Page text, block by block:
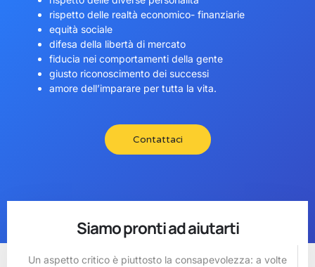
rispetto delle realtà economico- finanziarie
equità sociale
difesa della libertà di mercato
fiducia nei comportamenti della gente
giusto riconoscimento dei successi
amore dell’imparare per tutta la vita.
Contattaci
Siamo pronti ad aiutarti
Un aspetto critico è piuttosto la consapevolezza: a volte